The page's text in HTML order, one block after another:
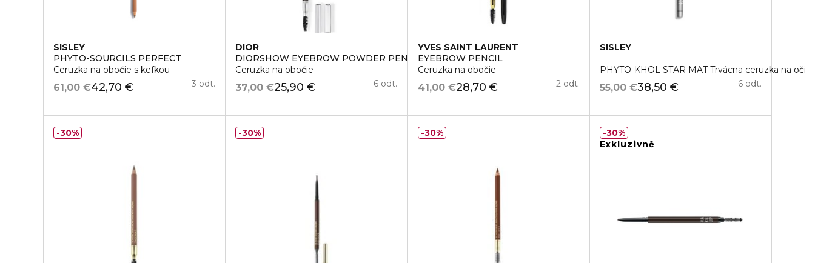
SISLEY
PHYTO-SOURCILS PERFECT
Ceruzka na obočie s kefkou
42,70 €
61,00 € 3 odt.
DIOR
DIORSHOW EYEBROW POWDER PENCIL
Ceruzka na obočie
25,90 €
37,00 € 6 odt.
YVES SAINT LAURENT
EYEBROW PENCIL
Ceruzka na obočie
28,70 €
41,00 € 2 odt.
SISLEY
PHYTO-KHOL STAR MAT Trvácna ceruzka na oči
38,50 €
55,00 € 6 odt.
30% 30%
30%
Exkluzivně
30%